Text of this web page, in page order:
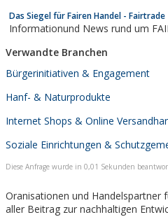
Das Siegel für Fairen Handel - Fairtrade
Informationund News rund um
Verwandte Branchen
Bürgerinitiativen & Engagement
Hanf- & Naturprodukte
Internet Shops & Online
Soziale Einrichtungen &
Diese Anfrage wurde in 0,01 Sekunden
Oranisationen und Handelspartner
aller Beitrag zur nachhaltigen